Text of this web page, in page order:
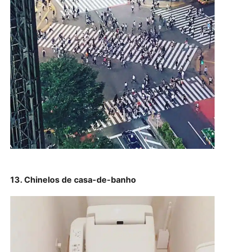
13. Chinelos de casa-de-banho